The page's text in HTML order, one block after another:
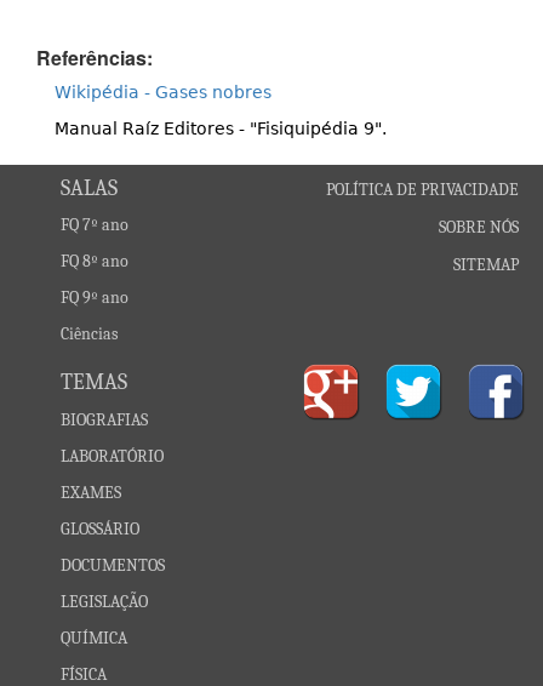
Referências:
Wikipédia - Gases nobres
Manual Raíz Editores - "Fisiquipédia 9".
SALAS
FQ 7º ano
FQ 8º ano
FQ 9º ano
Ciências
TEMAS
BIOGRAFIAS
LABORATÓRIO
EXAMES
GLOSSÁRIO
DOCUMENTOS
LEGISLAÇÃO
QUÍMICA
FÍSICA
POLÍTICA DE PRIVACIDADE
SOBRE NÓS
SITEMAP